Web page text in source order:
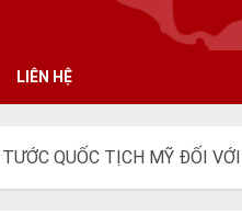
LIÊN HỆ
QUỐC TỊCH MỸ ĐỐI